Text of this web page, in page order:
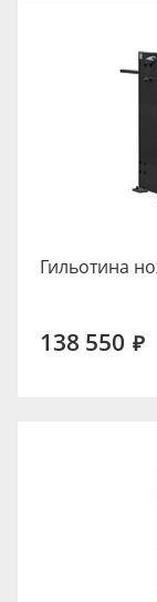
Гильотина
138 550 ₽